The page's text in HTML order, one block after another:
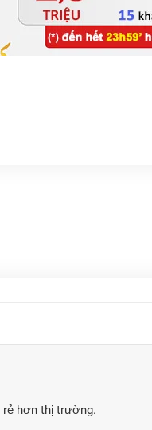
hơn thị trường.